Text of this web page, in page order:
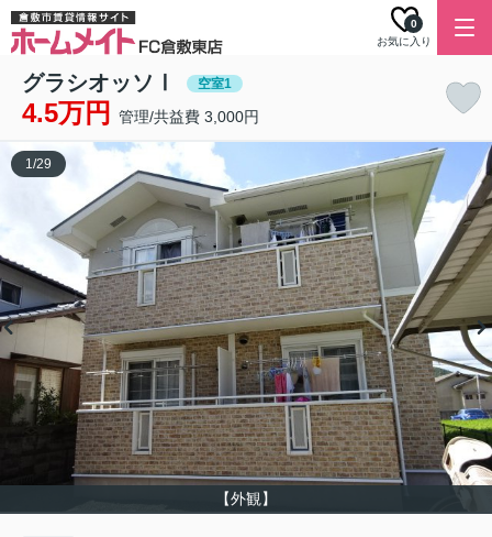
お気に入り
0
グラシオッソⅠ 空室1
4.5万円 管理/共益費 3,000円
【外観】
1/29